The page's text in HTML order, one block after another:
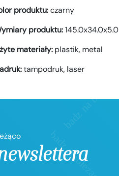
produktu:czarny
produktu:145.0x34.0x5.0
materiały: plastik, metal
tampodruk, laser